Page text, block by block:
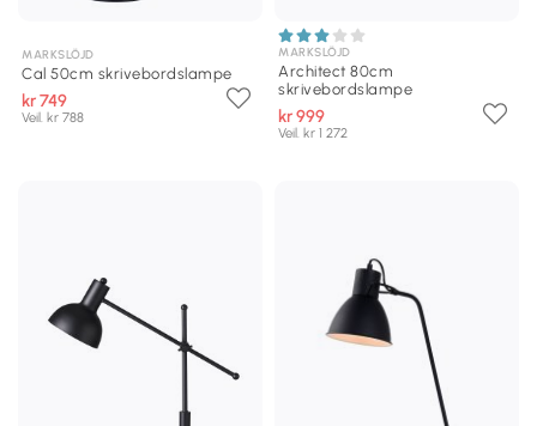
MARKSLÖJD
Cal 50cm skrivebordslampe
kr 749
Veil. kr 788
MARKSLÖJD
Architect 80cm
skrivebordslampe
kr 999
Veil. kr 1 272